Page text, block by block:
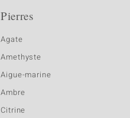
Pierres
Agate
Amethyste
Aigue-marine
Ambre
Citrine